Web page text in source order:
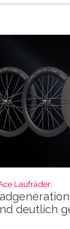
Laufräder:
deutlich